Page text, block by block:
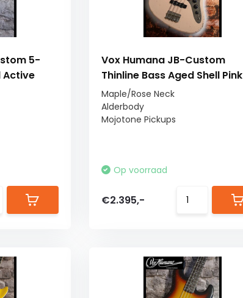
5-
Active
Vox Humana JB-Custom
Thinline Bass Aged Shell Pink
Maple/Rose Neck
Alderbody
Mojotone Pickups
Op voorraad
€2.395,-